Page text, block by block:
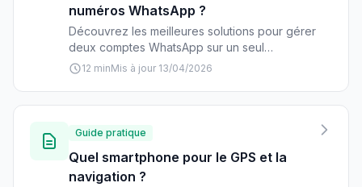
numéros WhatsApp ?
Découvrez les meilleures solutions pour gérer
deux comptes WhatsApp sur un seul
smartphone : dual SIM, applications dédiées,
avantages et inconvénients.
12 minMis à jour 13/04/2026
Guide pratique
Quel smartphone pour le GPS et la
navigation ?